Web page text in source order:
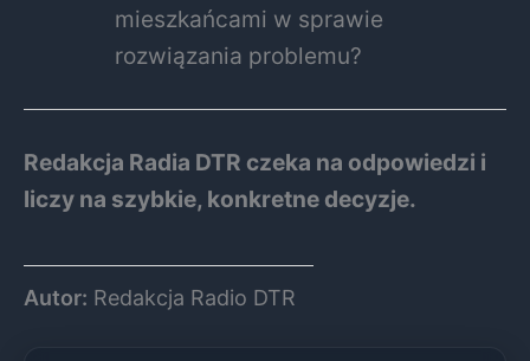
mieszkańcami w sprawie
rozwiązania problemu?
Redakcja Radia DTR czeka na odpowiedzi i
liczy na szybkie, konkretne decyzje.
Autor: Redakcja Radio DTR